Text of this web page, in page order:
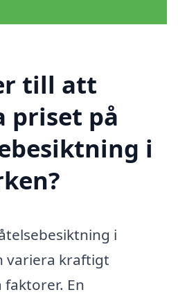
till att
priset på
i
i
variera kraftigt
En